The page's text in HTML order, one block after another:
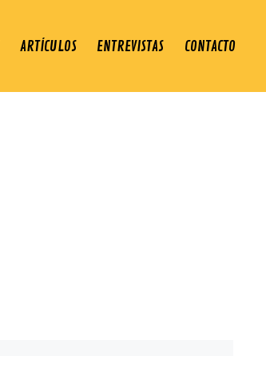
ARTÍCULOS ENTREVISTAS CONTACTO